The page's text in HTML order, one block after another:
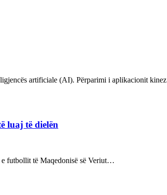
artificiale (AI). Përparimi i aplikacionit
luaj të dielën
e futbollit të Maqedonisë së Veriut…